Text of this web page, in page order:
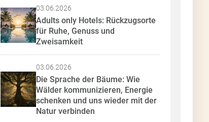
03.06.2026
Adults only Hotels: Rückzugsorte
für Ruhe, Genuss und
Zweisamkeit
03.06.2026
Die Sprache der Bäume: Wie
Wälder kommunizieren, Energie
schenken und uns wieder mit der
Natur verbinden